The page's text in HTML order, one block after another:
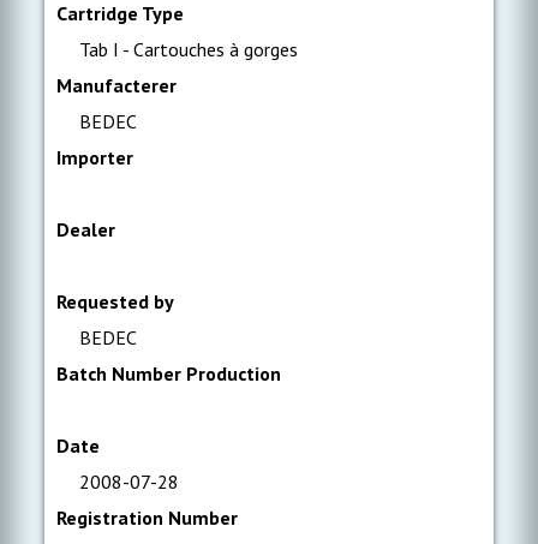
Cartridge Type
Tab I - Cartouches à gorges
Manufacterer
BEDEC
Importer
Dealer
Requested by
BEDEC
Batch Number Production
Date
2008-07-28
Registration Number